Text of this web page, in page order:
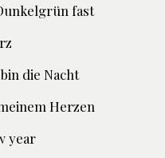
fast
die Nacht
Herzen
year